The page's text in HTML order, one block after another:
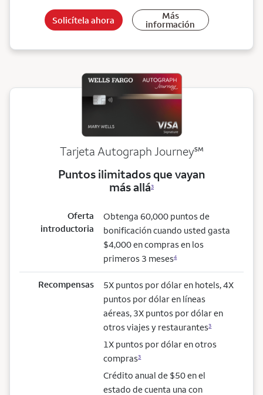
Solicítela ahora Más
información
Tarjeta Autograph Journeyservice mark
℠
Puntos ilimitados que vayan
más allá3
Oferta
introductoria
Obtenga 60,000 puntos de
bonificación cuando usted gasta
$4,000 en compras en los
primeros 3 meses4
Recompensas
5X puntos por dólar en hotels, 4X
puntos por dólar en líneas
aéreas, 3X puntos por dólar en
otros viajes y restaurantes3
1X puntos por dólar en otros
compras3
Crédito anual de $50 en el
estado de cuenta una con